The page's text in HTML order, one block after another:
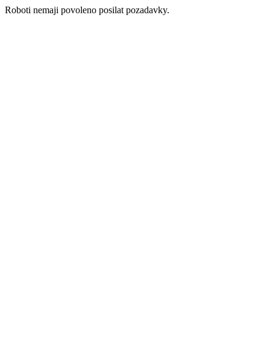
Roboti nemaji povoleno posilat pozadavky.